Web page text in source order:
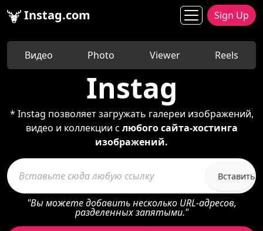
Instag.com Sign Up
Видео Photo Viewer Reels
Instag
* Instag позволяет загружать галереи изображений,
видео и коллекции с любого сайта-хостинга
изображений.
Вставить
"Вы можете добавить несколько URL-адресов,
разделенных запятыми."